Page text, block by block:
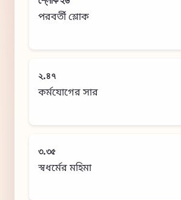
পরবর্তী শ্লোক
২.৪৭
কর্মযোগের সার
৩.৩৫
স্বধর্মের মহিমা